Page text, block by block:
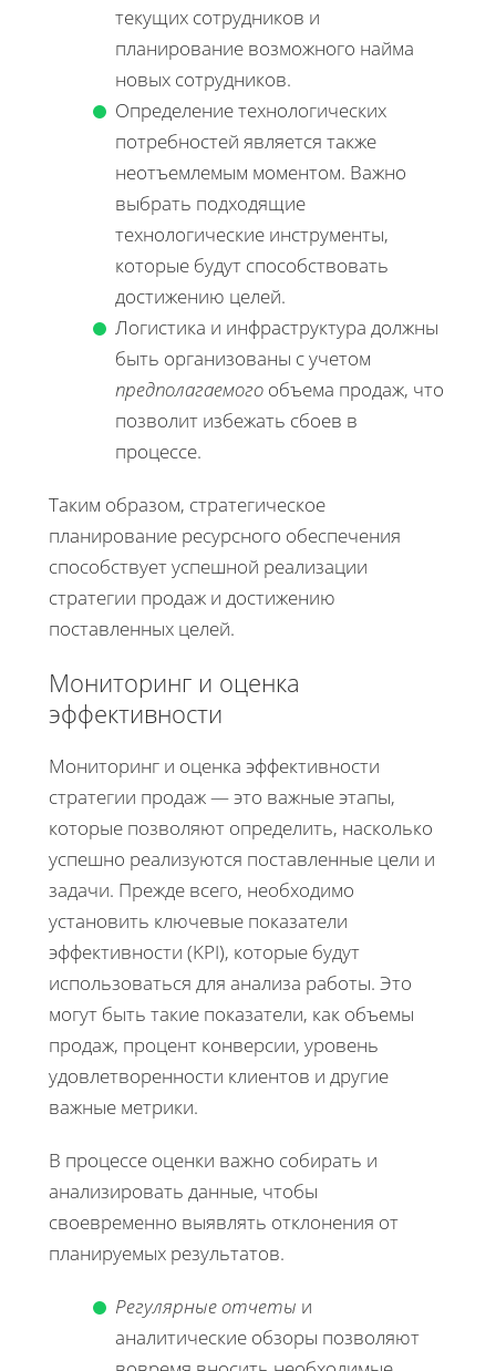
текущих сотрудников и
планирование возможного найма
новых сотрудников.
Определение технологических
потребностей является также
неотъемлемым моментом. Важно
выбрать подходящие
технологические инструменты,
которые будут способствовать
достижению целей.
Логистика и инфраструктура должны
быть организованы с учетом
предполагаемого объема продаж, что
позволит избежать сбоев в
процессе.
Таким образом, стратегическое
планирование ресурсного обеспечения
способствует успешной реализации
стратегии продаж и достижению
поставленных целей.
Мониторинг и оценка
эффективности
Мониторинг и оценка эффективности
стратегии продаж — это важные этапы,
которые позволяют определить, насколько
успешно реализуются поставленные цели и
задачи. Прежде всего, необходимо
установить ключевые показатели
эффективности (KPI), которые будут
использоваться для анализа работы. Это
могут быть такие показатели, как объемы
продаж, процент конверсии, уровень
удовлетворенности клиентов и другие
важные метрики.
В процессе оценки важно собирать и
анализировать данные, чтобы
своевременно выявлять отклонения от
планируемых результатов.
Регулярные отчеты и
аналитические обзоры позволяют